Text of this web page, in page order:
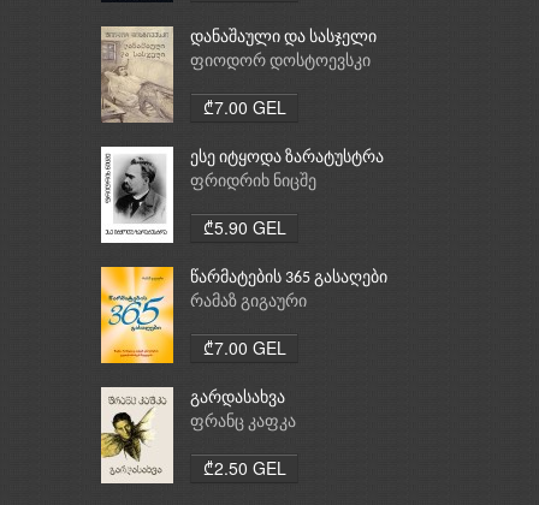
დანაშაული და სასჯელი
ფიოდორ დოსტოევსკი
₾7.00 GEL
ესე იტყოდა ზარატუსტრა
ფრიდრიხ ნიცშე
₾5.90 GEL
წარმატების 365 გასაღები
რამაზ გიგაური
₾7.00 GEL
გარდასახვა
ფრანც კაფკა
₾2.50 GEL